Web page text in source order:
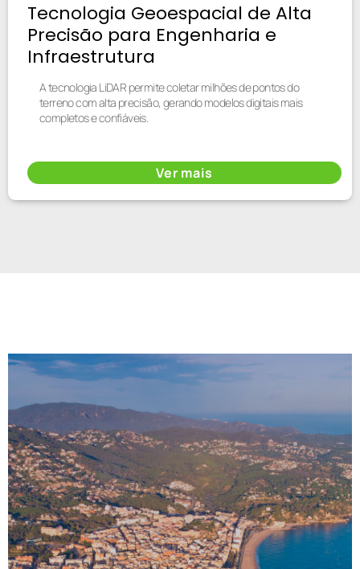
Tecnologia Geoespacial de Alta
Precisão para Engenharia e
Infraestrutura
A tecnologia LiDAR permite coletar milhões de pontos do
terreno com alta precisão, gerando modelos digitais mais
completos e confiáveis.
Ver mais